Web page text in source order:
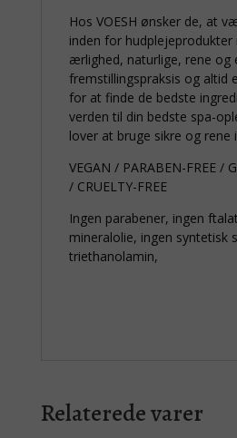
Hos VOESH ønsker de, at
inden for hudplejeprodukter
ærlighed, naturlige, rene og
fremstillingspraksis og altid
for at finde de bedste
verden til din bedste spa-
lover at bruge sikre og rene
VEGAN / PARABEN-FREE /
/ CRUELTY-FREE
Ingen parabener, ingen
mineralolie, ingen syntetisk
triethanolamin,
Relaterede varer